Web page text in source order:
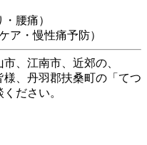
腰痛）
ア・慢性痛予防）
、江南市、近郊の、
、丹羽郡扶桑町の「てつ
ださい。